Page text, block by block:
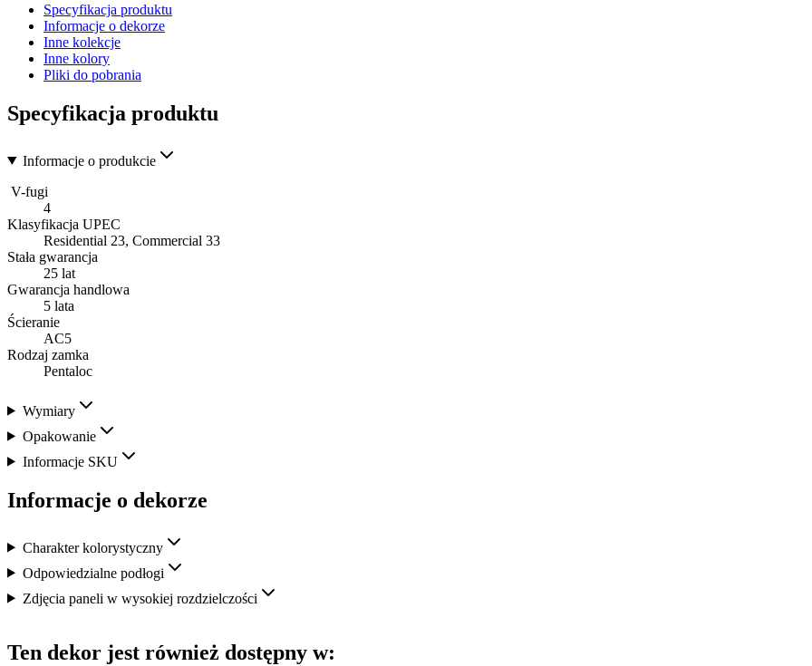
Specyfikacja produktu
Informacje o dekorze
Inne kolekcje
Inne kolory
Pliki do pobrania
Specyfikacja produktu
Informacje o produkcie
V-fugi
4
Klasyfikacja UPEC
Residential 23, Commercial 33
Stała gwarancja
25 lat
Gwarancja handlowa
5 lata
Ścieranie
AC5
Rodzaj zamka
Pentaloc
Wymiary
Opakowanie
Informacje SKU
Informacje o dekorze
Charakter kolorystyczny
Odpowiedzialne podłogi
Zdjęcia paneli w wysokiej rozdzielczości
Ten dekor jest również dostępny w: